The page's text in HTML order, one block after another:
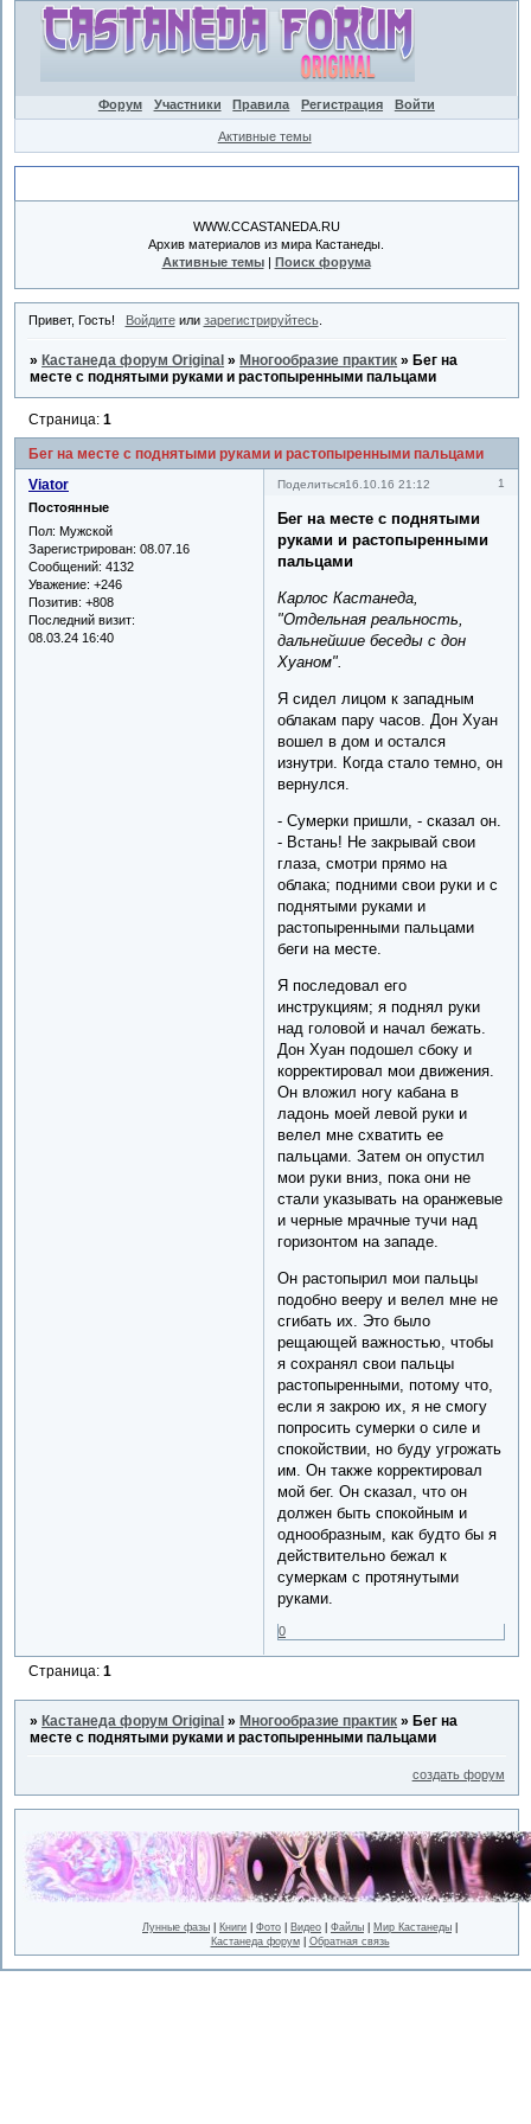
Форум Участники Правила Регистрация Войти
Активные темы
WWW.CCASTANEDA.RU
Архив материалов из мира Кастанеды.
Активные темы| Поиск форума
Привет, Гость! Войдитеили зарегистрируйтесь.
» Кастанеда форум Original » Многообразие практик » Бег на
месте с поднятыми руками и растопыренными пальцами
Бег на месте с поднятыми руками и растопыренными пальцами
Страница:1
Поделиться 1
16.10.16 21:12
Viator
Постоянные
Пол: Мужской
Зарегистрирован: 08.07.16
Сообщений: 4132
Уважение: +246
Позитив: +808
Последний визит:
08.03.24 16:40
Бег на месте с поднятыми
руками и растопыренными
пальцами
Карлос Кастанеда,
"Отдельная реальность,
дальнейшие беседы с дон
Хуаном".
Я сидел лицом к западным
облакам пару часов. Дон Хуан
вошел в дом и остался
изнутри. Когда стало темно, он
вернулся.
- Сумерки пришли, - сказал он.
- Встань! Не закрывай свои
глаза, смотри прямо на
облака; подними свои руки и с
поднятыми руками и
растопыренными пальцами
беги на месте.
Я последовал его
инструкциям; я поднял руки
над головой и начал бежать.
Дон Хуан подошел сбоку и
корректировал мои движения.
Он вложил ногу кабана в
ладонь моей левой руки и
велел мне схватить ее
пальцами. Затем он опустил
мои руки вниз, пока они не
стали указывать на оранжевые
и черные мрачные тучи над
горизонтом на западе.
Он растопырил мои пальцы
подобно вееру и велел мне не
сгибать их. Это было
рещающей важностью, чтобы
я сохранял свои пальцы
растопыренными, потому что,
если я закрою их, я не смогу
попросить сумерки о силе и
спокойствии, но буду угрожать
им. Он также корректировал
мой бег. Он сказал, что он
должен быть спокойным и
однообразным, как будто бы я
действительно бежал к
сумеркам с протянутыми
руками.
0
Страница:1
»Кастанеда форум Original »Многообразие практик »Бег на
месте с поднятыми руками и растопыренными пальцами
создать форум
Лунные фазы Книги Фото Видео Файлы Мир Кастанеды
Кастанеда форум| Обратная связь